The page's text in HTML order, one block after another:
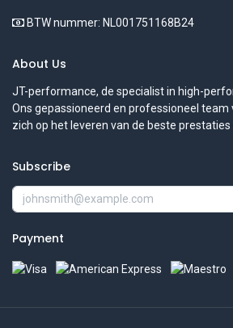
BTW nummer: NL001751168B24
About Us
JT-performance, de specialist in high-
Ons gepassioneerd en professioneel
zich op het leveren van de beste prestaties
Subscribe
Payment